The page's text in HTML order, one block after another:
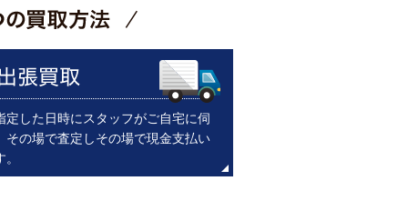
定した日時にスタッフがご自宅に伺
その場で査定しその場で現金支払い